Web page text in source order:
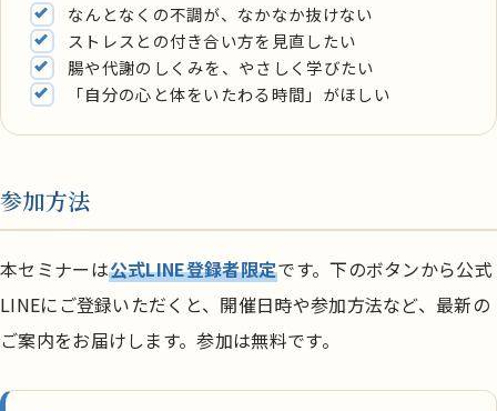
なんとなくの不調が、なかなか抜けない
ストレスとの付き合い方を見直したい
腸や代謝のしくみを、やさしく学びたい
「自分の心と体をいたわる時間」がほしい
参加方法
本セミナーは公式LINE登録者限定です。下のボタンから公式
LINEにご登録いただくと、開催日時や参加方法など、最新の
ご案内をお届けします。参加は無料です。